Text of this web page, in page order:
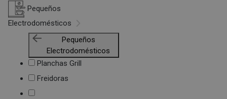
Pequeños
Electrodomésticos
Pequeños
Electrodomésticos
Planchas Grill
Freidoras